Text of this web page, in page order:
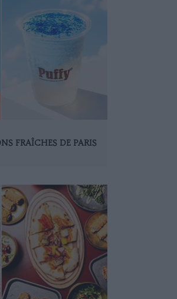
FRAÎCHES DE PARIS